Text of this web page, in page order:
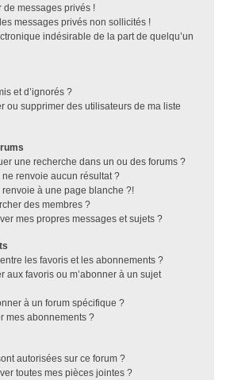
de messages privés !
messages privés non sollicités !
indésirable de la part de quelqu’un
et d’ignorés ?
ou supprimer des utilisateurs de ma liste
une recherche dans un ou des forums ?
renvoie aucun résultat ?
à une page blanche ?!
des membres ?
mes propres messages et sujets ?
les favoris et les abonnements ?
aux favoris ou m’abonner à un sujet
à un forum spécifique ?
mes abonnements ?
autorisées sur ce forum ?
toutes mes pièces jointes ?